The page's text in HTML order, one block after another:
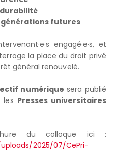
futures
engagé·e·s, et
la place du droit privé
général renouvelé.
numérique sera publié
les Presses universitaires
du colloque ici :
2025/07/CePri-